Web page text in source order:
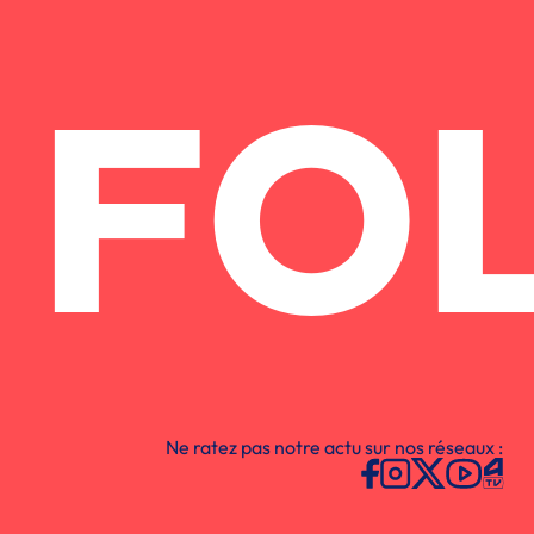
Ne ratez pas notre actu sur nos réseaux :